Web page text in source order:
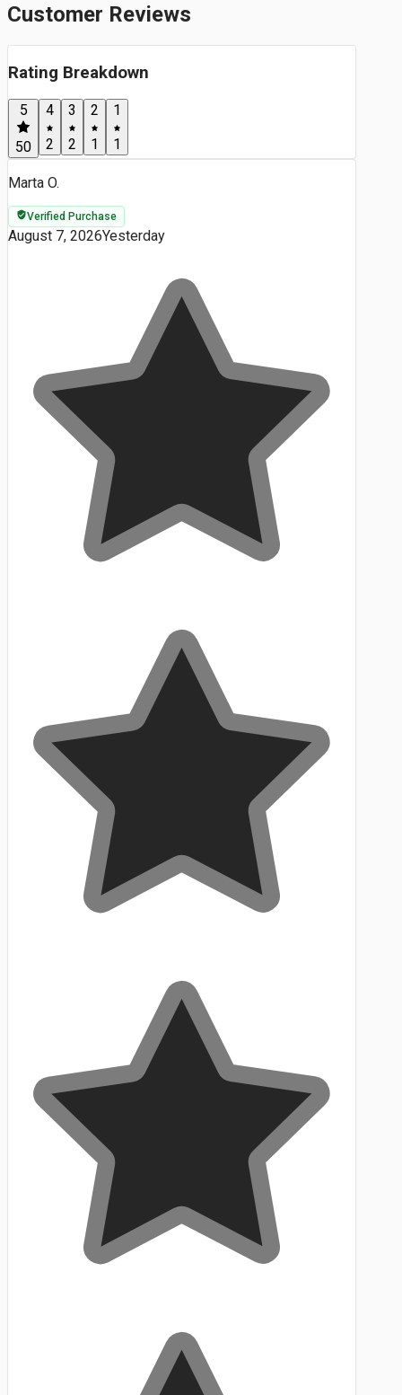
Customer Reviews
Rating Breakdown
5
50
4
2
3
2
2
1
1
1
Marta O.
Verified Purchase
August 7, 2026Yesterday